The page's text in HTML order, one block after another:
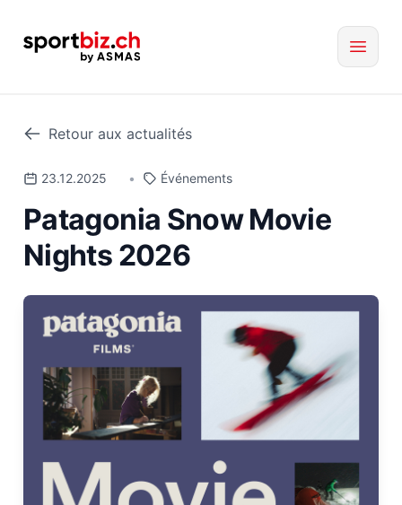
Retour aux actualités
23.12.2025 • Événements
Patagonia Snow Movie
Nights 2026